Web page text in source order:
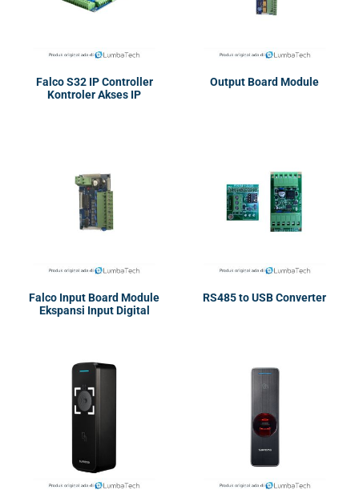
Falco S32 IP Controller
Kontroler Akses IP
Output Board Module
Falco Input Board Module
Ekspansi Input Digital
RS485 to USB Converter